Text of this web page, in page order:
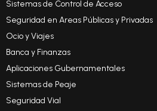
Sistemas de Control de Acceso
Seguridad en Areas Públicas y Privadas
Ocio y Viajes
Banca y Finanzas
Aplicaciones Gubernamentales
Sistemas de Peaje
Seguridad Vial